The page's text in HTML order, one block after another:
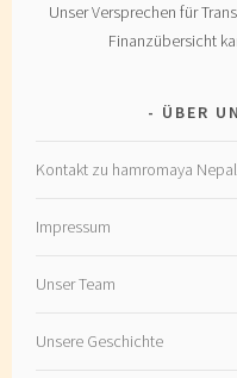
Unser Versprechen für
Finanzübersicht
ÜBER
Kontakt zu hamromaya Nepal
Impressum
Unser Team
Unsere Geschichte